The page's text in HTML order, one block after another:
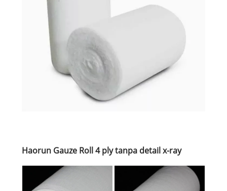
Haorun Gauze Roll 4 ply tanpa detail x-ray